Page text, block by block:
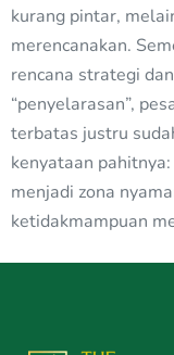
kurang pintar,
merencanakan.
rencana strategi
“penyelarasan”,
terbatas justru
kenyataan
menjadi zona
ketidakmampuan